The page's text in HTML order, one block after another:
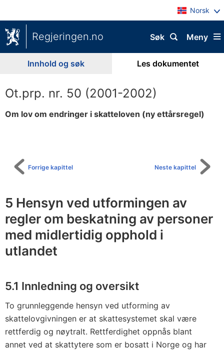
Norsk
Regjeringen.no Meny
Søk
Innhold og søk Les dokumentet
Ot.prp. nr. 50 (2001-2002)
Om lov om endringer i skatteloven (ny ettårsregel)
Neste kapittel
Forrige kapittel
5 Hensyn ved utformingen av
regler om beskatning av personer
med midlertidig opphold i
utlandet
5.1 Innledning og oversikt
To grunnleggende hensyn ved utforming av
skattelovgivningen er at skattesystemet skal være
rettferdig og nøytralt. Rettferdighet oppnås blant
annet ved at skattytere som er bosatt i Norge og har